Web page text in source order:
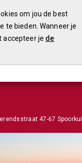
om jou de best
te bieden. Wanneer je
accepteer je de
47-67 Spoorkuil